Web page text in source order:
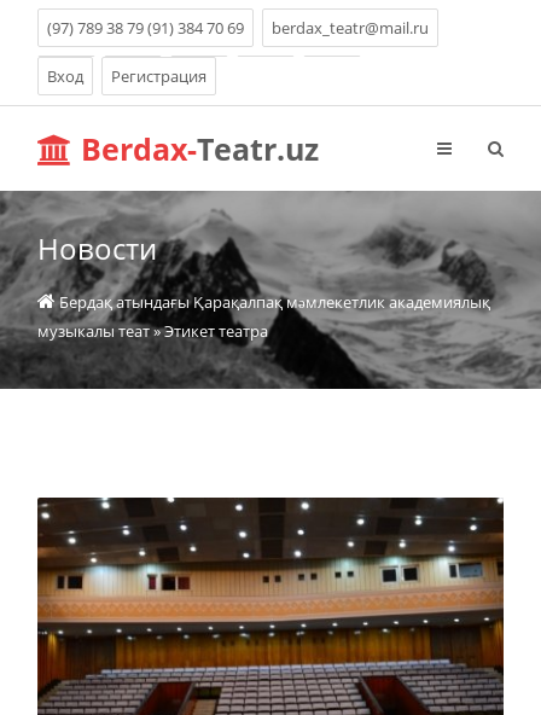
(97) 789 38 79 (91) 384 70 69 berdax_teatr@mail.ru
Вход Регистрация
Berdax-Teatr.uz
Новости
Бердақ атындағы Қарақалпақ мəмлекетлик академиялық
музыкалы теат» Этикет театра